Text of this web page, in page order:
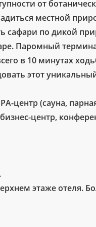
от
местной
сафари по дикой
Паромный
в 10 минутах
этот
центр (сауна,
центр,
этаже отеля.